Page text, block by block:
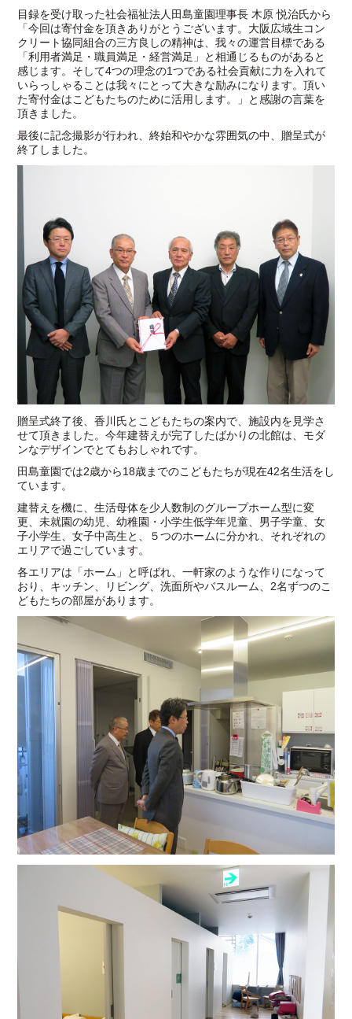
目録を受け取った社会福祉法人田島童園理事長 木原 悦治氏から
「今回は寄付金を頂きありがとうございます。大阪広域生コン
クリート協同組合の三方良しの精神は、我々の運営目標である
「利用者満足・職員満足・経営満足」と相通じるものがあると
感じます。そして4つの理念の1つである社会貢献に力を入れて
いらっしゃることは我々にとって大きな励みになります。頂い
た寄付金はこどもたちのために活用します。」と感謝の言葉を
頂きました。
最後に記念撮影が行われ、終始和やかな雰囲気の中、贈呈式が
終了しました。
贈呈式終了後、香川氏とこどもたちの案内で、施設内を見学さ
せて頂きました。今年建替えが完了したばかりの北館は、モダ
ンなデザインでとてもおしゃれです。
田島童園では2歳から18歳までのこどもたちが現在42名生活をし
ています。
建替えを機に、生活母体を少人数制のグループホーム型に変
更、未就園の幼児、幼稚園・小学生低学年児童、男子学童、女
子小学生、女子中高生と、５つのホームに分かれ、それぞれの
エリアで過ごしています。
各エリアは「ホーム」と呼ばれ、一軒家のような作りになって
おり、キッチン、リビング、洗面所やバスルーム、2名ずつのこ
どもたちの部屋があります。